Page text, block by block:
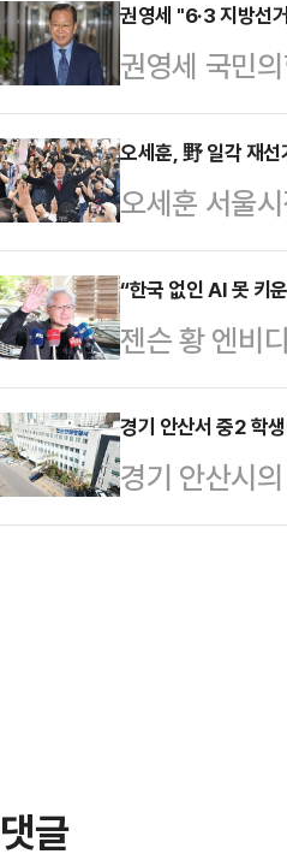
새 만으로 구
(현지시간)
다와(57)를
크리스 스롤
종된 전문 산
7200m에 위
권영세 "6·3 지방선
권영세 국민
표의 사퇴를
은 9일 SBS
으로 진 것"이
었지 않았느
노력을 했다
인물 차이가
선거다라는…
오세훈, 野 일각 재
오세훈 서울
구하는 것과
분노가 굉장
어진 게 제일
면서도 장동
대해서는 "정
앙일보 유튜
으로 당락에
“한국 없인 AI 못 키
젠슨 황 엔비
오전 김포공
전자 회장, 정
기가 묘하게
계에 올라타
경기 안산서 중2 학
경기 안산시
이 발생했다
댓글